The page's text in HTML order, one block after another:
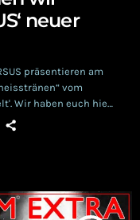
neuer
präsentieren am
vom
Wir haben euch hier
und dürfen euch
sagen.